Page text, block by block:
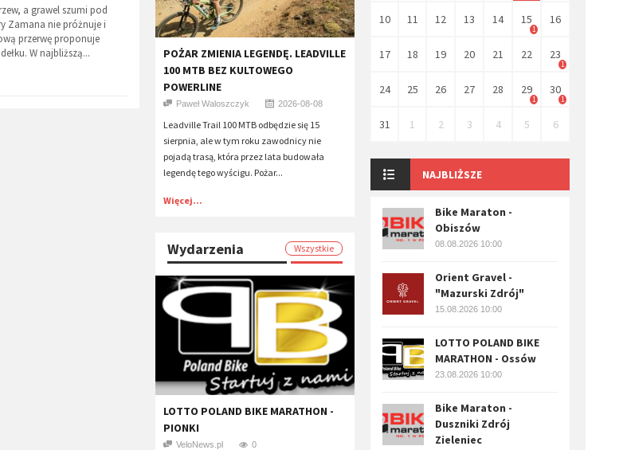
a grawel szumi pod
Zamana nie próżnuje i
przerwę proponuje
W najbliższą...
POŻAR ZMIENIA LEGENDĘ. LEADVILLE
100 MTB BEZ KULTOWEGO
POWERLINE
Paweł Waloszczyk 2026-08-08
Leadville Trail 100 MTB odbędzie się 15
sierpnia, ale w tym roku zawodnicy nie
pojadą trasą, która przez lata budowała
legendę tego wyścigu. Pożar...
Więcej...
Wydarzenia Wszystkie
LOTTO POLAND BIKE MARATHON -
PIONKI
VeloNews.pl 0
10 11 12 13 14 15
1
16
17 18 19 20 21 22 23
1
24 25 26 27 28 29
1
30
1
31 1 2 3 4 5 6
NAJBLIŻSZE
Bike Maraton -
Obiszów
08.08.2026 10:00
Orient Gravel -
"Mazurski Zdrój"
15.08.2026 10:00
LOTTO POLAND BIKE
MARATHON - Ossów
23.08.2026 10:00
Bike Maraton -
Duszniki Zdrój
Zieleniec